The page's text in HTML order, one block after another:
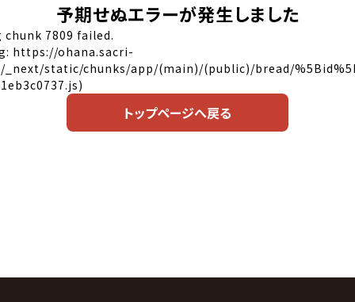
予期せぬエラーが発生しました
chunk 7809 failed.
https://ohana.sacri-
static/chunks/app/(main)/(public)/bread/
トップページへ戻る